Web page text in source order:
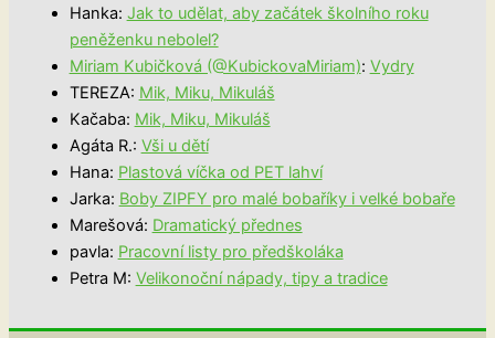
Hanka: Jak to udělat, aby začátek školního roku
peněženku nebolel?
Miriam Kubičková (@KubickovaMiriam): Vydry
TEREZA: Mik, Miku, Mikuláš
Kačaba: Mik, Miku, Mikuláš
Agáta R.: Vši u dětí
Hana: Plastová víčka od PET lahví
Jarka: Boby ZIPFY pro malé bobaříky i velké bobaře
Marešová: Dramatický přednes
pavla: Pracovní listy pro předškoláka
Petra M: Velikonoční nápady, tipy a tradice